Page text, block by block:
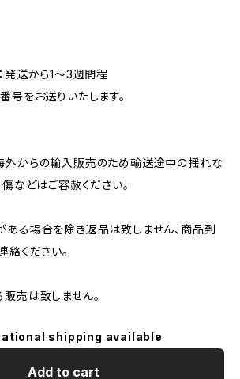
発送から1～3週間程
号をお送りいたします。
外からの輸入販売のため輸送途中の揺れな
傷などはご容赦ください。
る場合を除き返品は致しません、商品到
ください。
売は致しません。
shipping available
Add to cart